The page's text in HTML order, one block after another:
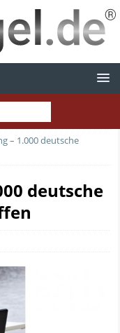
– 1.000 deutsche
deutsche